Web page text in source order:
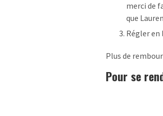
merci de
que
Régler en
Plus de
Pour se